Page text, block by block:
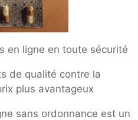
en ligne en toute sécurité
de qualité contre la
plus avantageux
sans ordonnance est un